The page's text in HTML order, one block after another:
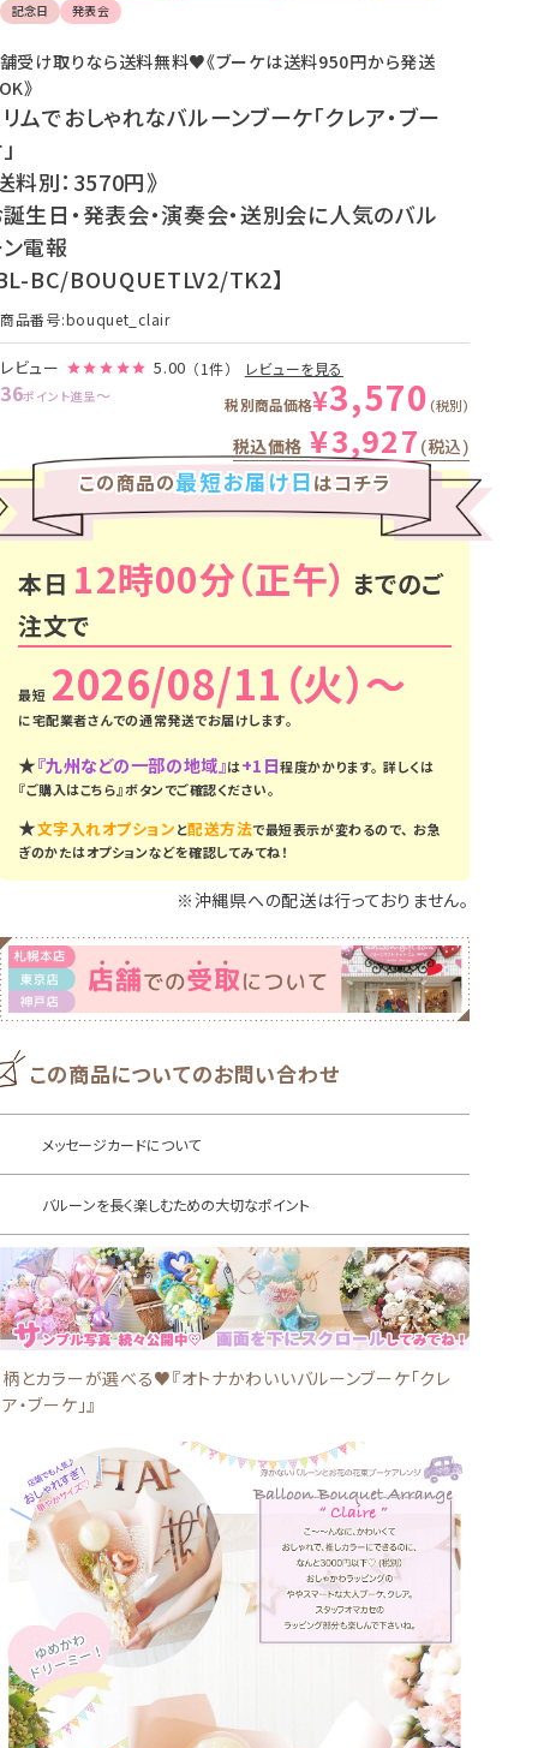
記念日
発表会
受け取りなら送料無料♥《ブーケは送料950円から発送
》
ムでおしゃれなバルーンブーケ「クレア・ブー
料別：3570円》
生日・発表会・演奏会・送別会に人気のバル
電報
BC/BOUQUETLV2/TK2】
商品番号 bouquet_clair
レビュー 5.00 （1件） レビューを見る
36ポイント進呈〜 税別商品価格¥3,570 税別
税込価格 ¥3,927 税込
この商品の最短お届け日はコチラ
本日 12時00分
までのご
注文で
2026/08/11（火）
に宅配業者さんでの通常発送でお届けします。
★『九州などの一部の地域』は+1日程度かかります。 詳しくは
『ご購入はこちら』ボタンでご確認ください。
★文字入れオプションと配送方法で最短表示が変わるので、 お急
ぎのかたはオプションなどを確認してみてね！
※沖縄県への配送は行っておりません。
この商品についてのお問い合わせ
メッセージカードについて
バルーンを長く楽しむための大切なポイント
柄とカラーが選べる♥『オトナかわいいバルーンブーケ「クレ
ア・ブーケ」』